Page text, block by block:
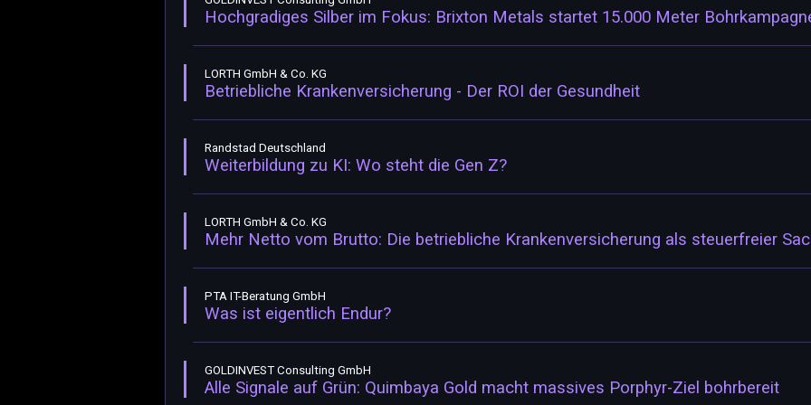
Hochgradiges Silber im Fokus: Brixton Metals startet 15.000 Meter
LORTH GmbH & Co. KG
Betriebliche Krankenversicherung - Der ROI der Gesundheit
Randstad Deutschland
Weiterbildung zu KI: Wo steht die Gen Z?
LORTH GmbH & Co. KG
Mehr Netto vom Brutto: Die betriebliche Krankenversicherung als steuerfreier
PTA IT-Beratung GmbH
Was ist eigentlich Endur?
GOLDINVEST Consulting GmbH
Alle Signale auf Grün: Quimbaya Gold macht massives Porphyr-Ziel bohrbereit